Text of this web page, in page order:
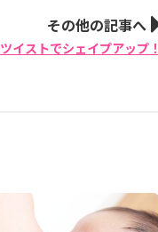
その他の記事へ
イストでシェイプアップ！